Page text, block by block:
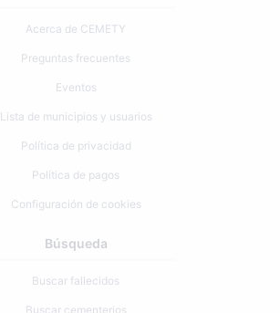
Acerca de CEMETY
Preguntas frecuentes
Eventos
Lista de municipios y usuarios
Política de privacidad
Política de pagos
Configuración de cookies
Búsqueda
Buscar fallecidos
Buscar cementerios